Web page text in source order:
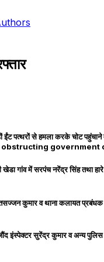
ईंट पत्थरों से हमला करके चोट
for obstructing
गांव में सरपंच नरेंद्र सिंह तथा
कलायतसज्जन कुमार व थाना
सुरेंद्र कुमार व अन्य पुलिस